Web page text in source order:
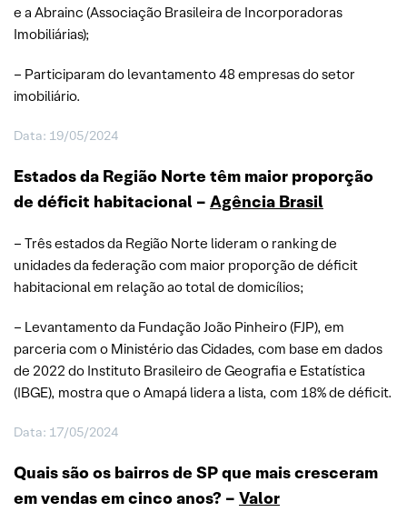
e a Abrainc (Associação Brasileira de Incorporadoras
Imobiliárias);
– Participaram do levantamento 48 empresas do setor
imobiliário.
Data: 19/05/2024
Estados da Região Norte têm maior proporção
de déficit habitacional – Agência Brasil
– Três estados da Região Norte lideram o ranking de
unidades da federação com maior proporção de déficit
habitacional em relação ao total de domicílios;
– Levantamento da Fundação João Pinheiro (FJP), em
parceria com o Ministério das Cidades, com base em dados
de 2022 do Instituto Brasileiro de Geografia e Estatística
(IBGE), mostra que o Amapá lidera a lista, com 18% de déficit.
Data: 17/05/2024
Quais são os bairros de SP que mais cresceram
em vendas em cinco anos? – Valor